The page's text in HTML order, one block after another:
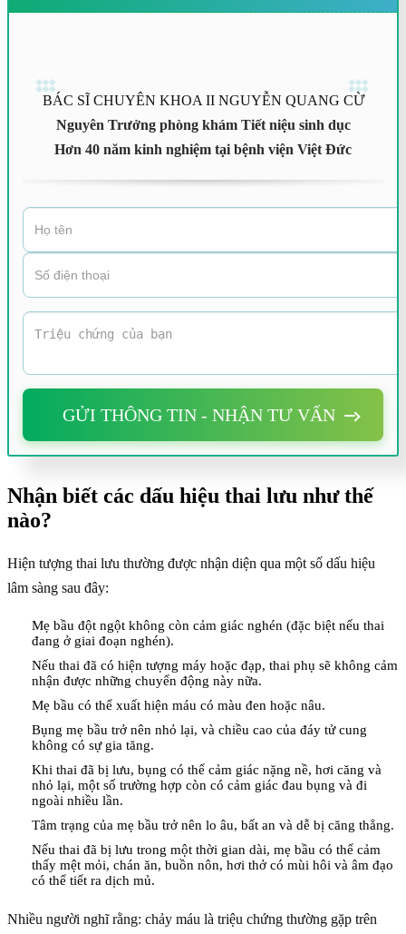
BÁC SĨ CHUYÊN KHOA II NGUYỄN QUANG CỪ
Nguyên Trưởng phòng khám Tiết niệu sinh dục
Hơn 40 năm kinh nghiệm tại bệnh viện Việt Đức
GỬI THÔNG TIN - NHẬN TƯ VẤN
Nhận biết các dấu hiệu thai lưu như thế
nào?
Hiện tượng thai lưu thường được nhận diện qua một số dấu hiệu
lâm sàng sau đây:
Mẹ bầu đột ngột không còn cảm giác nghén (đặc biệt nếu thai
đang ở giai đoạn nghén).
Nếu thai đã có hiện tượng máy hoặc đạp, thai phụ sẽ không cảm
nhận được những chuyển động này nữa.
Mẹ bầu có thể xuất hiện máu có màu đen hoặc nâu.
Bụng mẹ bầu trở nên nhỏ lại, và chiều cao của đáy tử cung
không có sự gia tăng.
Khi thai đã bị lưu, bụng có thể cảm giác nặng nề, hơi căng và
nhỏ lại, một số trường hợp còn có cảm giác đau bụng và đi
ngoài nhiều lần.
Tâm trạng của mẹ bầu trở nên lo âu, bất an và dễ bị căng thẳng.
Nếu thai đã bị lưu trong một thời gian dài, mẹ bầu có thể cảm
thấy mệt mỏi, chán ăn, buồn nôn, hơi thở có mùi hôi và âm đạo
có thể tiết ra dịch mủ.
Nhiều người nghĩ rằng: chảy máu là triệu chứng thường gặp trên